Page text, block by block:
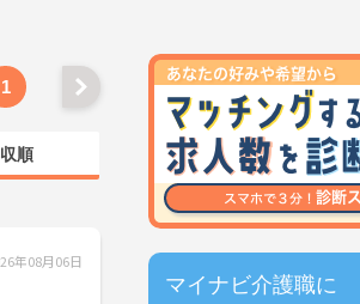
マイナビ介護職に
1
順
年08月06日